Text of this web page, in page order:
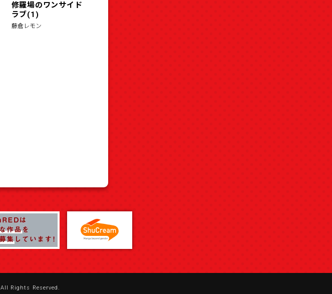
修羅場のワンサイド
ラブ(1)
藤倉レモン
All Rights Reserved.